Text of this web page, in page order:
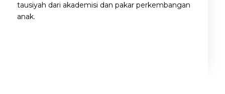
tausiyah dari akademisi dan pakar perkembangan
anak.